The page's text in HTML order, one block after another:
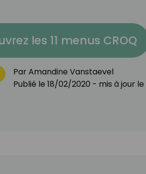
les 11 menus CROQ
ParAmandine Vanstaevel
Publié le 18/02/2020 - mis à jour le